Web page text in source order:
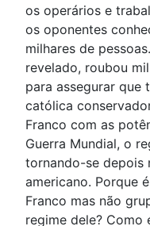
os operários e
os oponentes
milhares de
revelado, roubou
para assegurar que
católica
Franco com as
Guerra Mundial, o
tornando-se depois
americano. Porque
Franco mas não
regime dele? Como